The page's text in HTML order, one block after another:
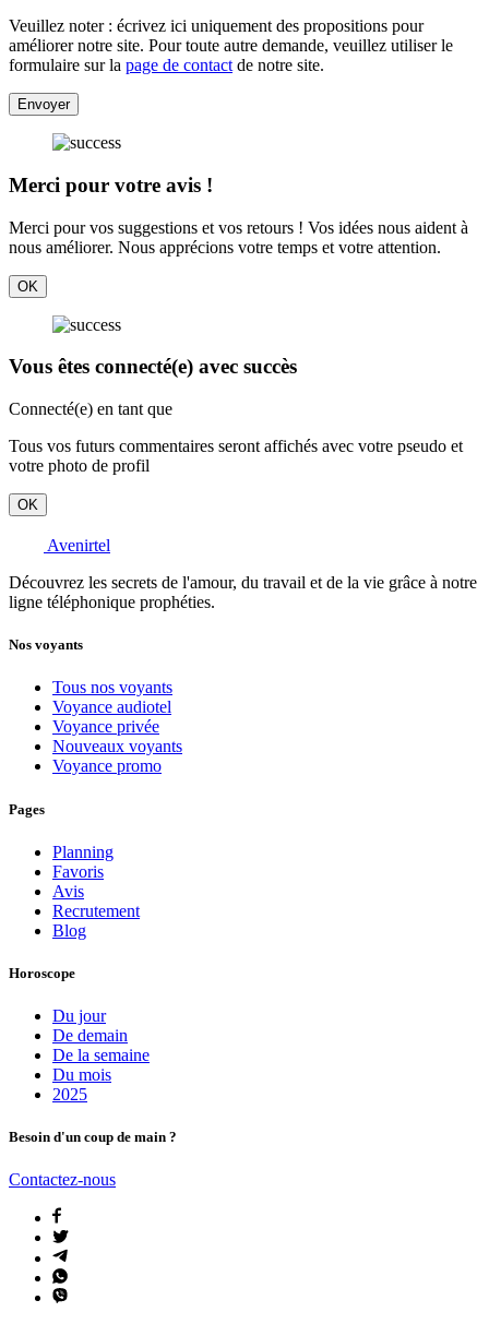
Veuillez noter : écrivez ici uniquement des propositions pour
améliorer notre site. Pour toute autre demande, veuillez utiliser le
formulaire sur la page de contact de notre site.
Envoyer
Merci pour votre avis !
Merci pour vos suggestions et vos retours ! Vos idées nous aident à
nous améliorer. Nous apprécions votre temps et votre attention.
OK
Vous êtes connecté(e) avec succès
Connecté(e) en tant que
Tous vos futurs commentaires seront affichés avec votre pseudo et
votre photo de profil
OK
Avenirtel
Découvrez les secrets de l'amour, du travail et de la vie grâce à notre
ligne téléphonique prophéties.
Nos voyants
Tous nos voyants
Voyance audiotel
Voyance privée
Nouveaux voyants
Voyance promo
Pages
Planning
Favoris
Avis
Recrutement
Blog
Horoscope
Du jour
De demain
De la semaine
Du mois
2025
Besoin d'un coup de main ?
Contactez-nous